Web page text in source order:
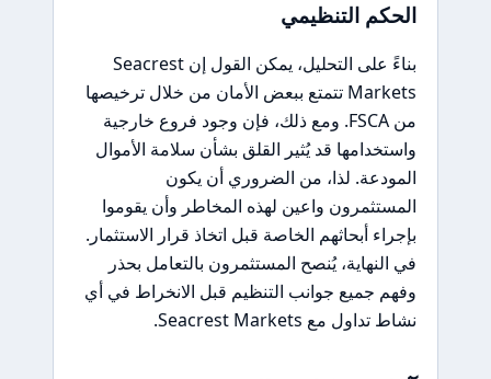
الحكم التنظيمي
بناءً على التحليل، يمكن القول إن Seacrest
Markets تتمتع ببعض الأمان من خلال ترخيصها
من FSCA. ومع ذلك، فإن وجود فروع خارجية
واستخدامها قد يُثير القلق بشأن سلامة الأموال
المودعة. لذا، من الضروري أن يكون
المستثمرون واعين لهذه المخاطر وأن يقوموا
بإجراء أبحاثهم الخاصة قبل اتخاذ قرار الاستثمار.
في النهاية، يُنصح المستثمرون بالتعامل بحذر
وفهم جميع جوانب التنظيم قبل الانخراط في أي
نشاط تداول مع Seacrest Markets.